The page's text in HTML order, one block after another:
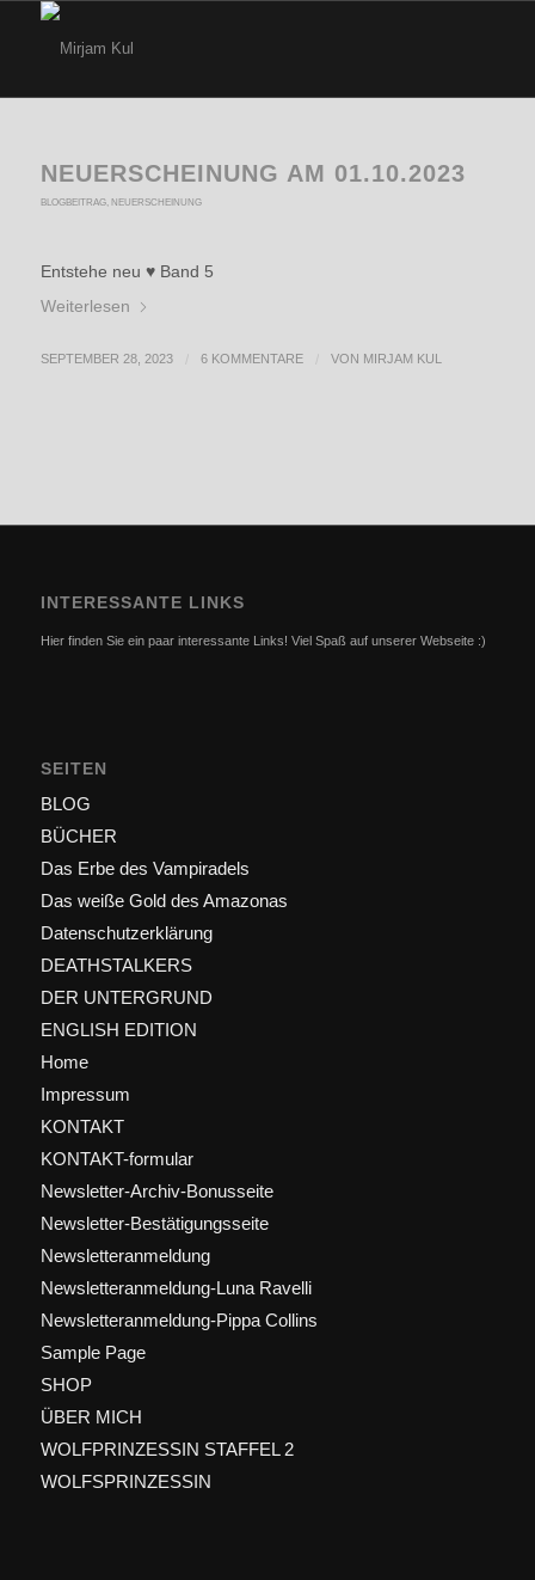
NEUERSCHEINUNG AM 01.10.2023
BLOGBEITRAG, NEUERSCHEINUNG
Entstehe neu ♥ Band 5
Weiterlesen
SEPTEMBER 28, 2023 6 KOMMENTARE VON MIRJAM KUL
INTERESSANTE LINKS
Hier finden Sie ein paar interessante Links! Viel Spaß auf unserer Webseite :)
SEITEN
BLOG
BÜCHER
Das Erbe des Vampiradels
Das weiße Gold des Amazonas
Datenschutzerklärung
DEATHSTALKERS
DER UNTERGRUND
ENGLISH EDITION
Home
Impressum
KONTAKT
KONTAKT-formular
Newsletter-Archiv-Bonusseite
Newsletter-Bestätigungsseite
Newsletteranmeldung
Newsletteranmeldung-Luna Ravelli
Newsletteranmeldung-Pippa Collins
Sample Page
SHOP
ÜBER MICH
WOLFPRINZESSIN STAFFEL 2
WOLFSPRINZESSIN